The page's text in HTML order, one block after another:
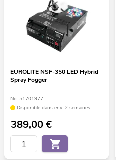
EUROLITE NSF-350 LED Hybrid
Spray Fogger
No. 51701977
Disponible dans env. 2 semaines.
389,00€